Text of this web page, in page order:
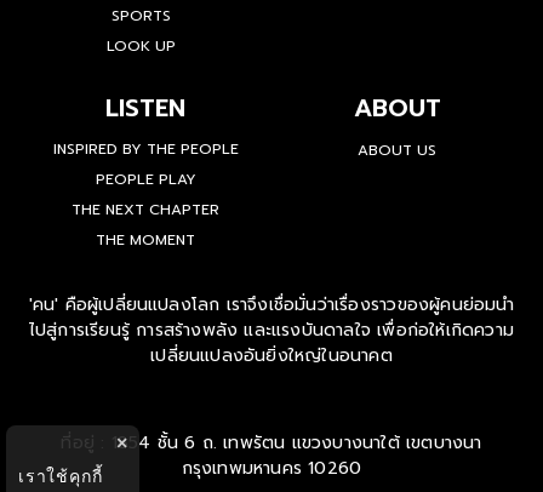
SPORTS
LOOK UP
LISTEN
INSPIRED BY THE PEOPLE
PEOPLE PLAY
THE NEXT CHAPTER
THE MOMENT
ABOUT
ABOUT US
'คน' คือผู้เปลี่ยนแปลงโลก เราจึงเชื่อมั่นว่าเรื่องราวของผู้คนย่อมนำ
ไปสู่การเรียนรู้ การสร้างพลัง และแรงบันดาลใจ เพื่อก่อให้เกิดความ
เปลี่ยนแปลงอันยิ่งใหญ่ในอนาคต
ที่อยู่ : 1854 ชั้น 6 ถ. เทพรัตน แขวงบางนาใต้ เขตบางนา
กรุงเทพมหานคร 10260
×
เราใช้คุกกี้